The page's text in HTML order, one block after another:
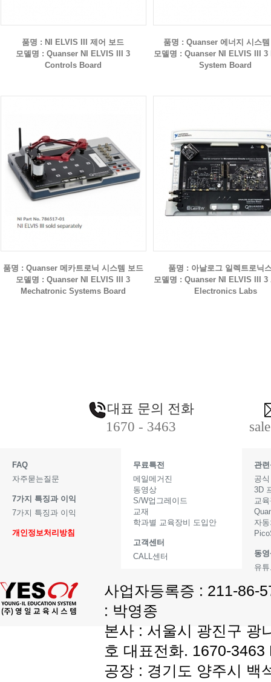
품명 : NI ELVIS III 제어 보드
모델명 : Quanser NI ELVIS III 3
Controls Board
품명 : Quanser 에너지 시스
모델명 : Quanser NI ELVIS III 3
System Board
품명 : Quanser 메카트로닉 시스템 보드
모델명 : Quanser NI ELVIS III 3
Mechatronic Systems Board
품명 : 아날로그 일렉트로닉
모델명 : Quanser NI ELVIS III
Electronics Labs
대표 문의 전화
1670 - 3463
FAQ
자주묻는질문
7가지 특징과 이익
7가지 특징과 이익
개인정보처리방침
무료특전
메일메거진
동영상
S/W업그레이드
교재
학과별 교육장비 도입안
고객센터
CALL센터
관
공
3D
교
자
동
유
사업자등록증 : 211-86-
: 박영종
본사 : 서울시 광진구 광
호 대표전화. 1670-
공장 : 경기도 양주시 백